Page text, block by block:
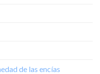
de las encías